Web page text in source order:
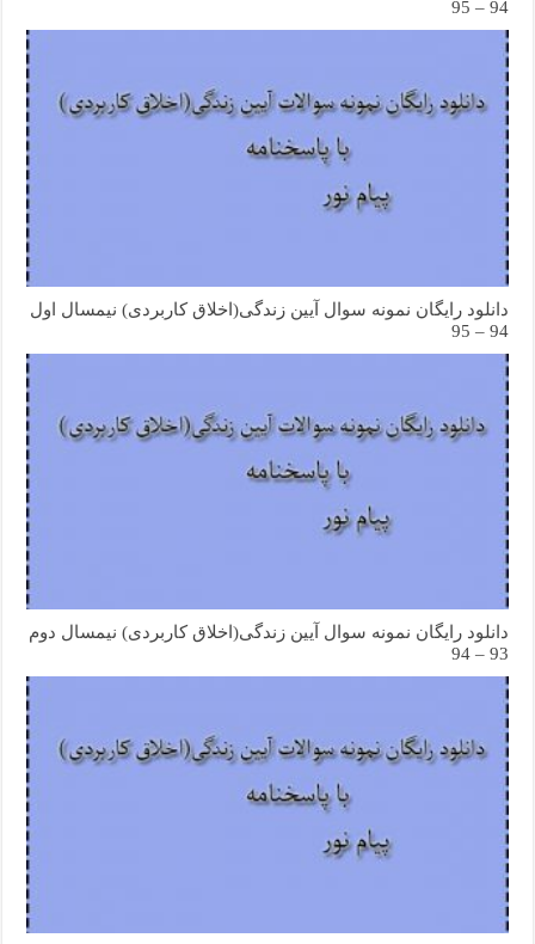
94 – 95
دانلود رایگان نمونه سوال آیین زندگی(اخلاق کاربردی) نیمسال اول
94 – 95
دانلود رایگان نمونه سوال آیین زندگی(اخلاق کاربردی) نیمسال دوم
93 – 94